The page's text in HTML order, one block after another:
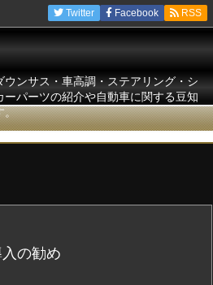
Twitter Facebook RSS
ンサス・車高調・ステアリング・シ
パーツの紹介や自動車に関する豆知
。
の勧め